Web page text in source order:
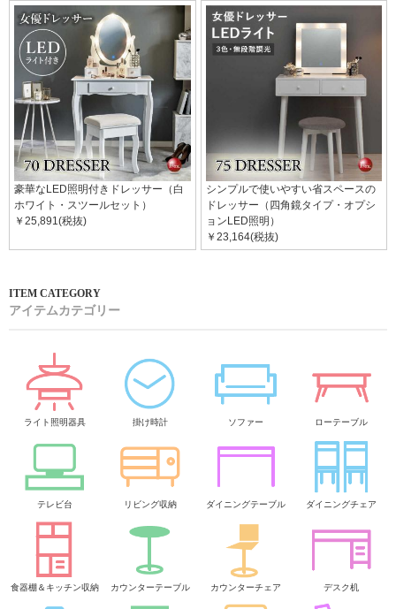
豪華なLED照明付きドレッサー（白
ホワイト・スツールセット）
￥25,891(税抜)
シンプルで使いやすい省スペースの
ドレッサー（四角鏡タイプ・オプシ
ョンLED照明）
￥23,164(税抜)
アイテムカテゴリー
ライト照明器具 掛け時計 ソファー ローテーブル
テレビ台 リビング収納 ダイニングテーブル ダイニングチェア
食器棚＆キッチン収納 カウンターテーブル カウンターチェア デスク机